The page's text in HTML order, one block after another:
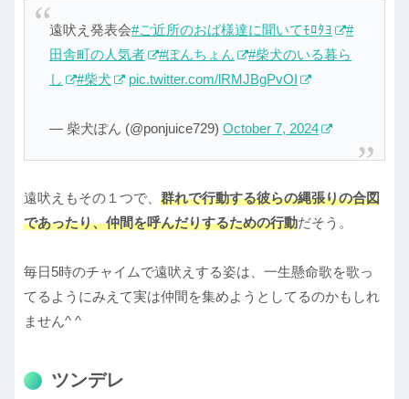
遠吠え発表会#ご近所のおば様達に聞いてﾓﾛﾀﾖ
#
田舎町の人気者
#ぽんちょん
#柴犬のいる暮ら
し
#柴犬 pic.twitter.com/lRMJBgPvOI
— 柴犬ぽん (@ponjuice729) October 7, 2024
遠吠えもその１つで、 群れで行動する彼らの縄張りの合図
であったり、仲間を呼んだりするための行動だそう。
毎日5時のチャイムで遠吠えする姿は、一生懸命歌を歌っ
てるようにみえて実は仲間を集めようとしてるのかもしれ
ません^ ^
ツンデレ